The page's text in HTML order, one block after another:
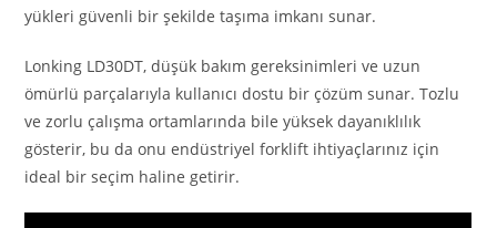
yükleri güvenli bir şekilde taşıma imkanı sunar.
Lonking LD30DT, düşük bakım gereksinimleri ve uzun
ömürlü parçalarıyla kullanıcı dostu bir çözüm sunar. Tozlu
ve zorlu çalışma ortamlarında bile yüksek dayanıklılık
gösterir, bu da onu endüstriyel forklift ihtiyaçlarınız için
ideal bir seçim haline getirir.